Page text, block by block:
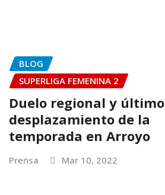
BLOG
SUPERLIGA FEMENINA 2
Duelo regional y último
desplazamiento de la
temporada en Arroyo
Prensa Mar 10, 2022